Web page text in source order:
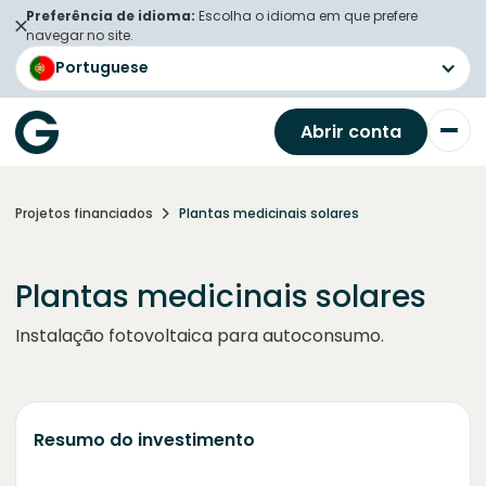
Preferência de idioma: Escolha o idioma em que prefere
navegar no site.
Portuguese
Abrir conta
Projetos financiados Plantas medicinais solares
Plantas medicinais solares
Instalação fotovoltaica para autoconsumo.
Resumo do investimento